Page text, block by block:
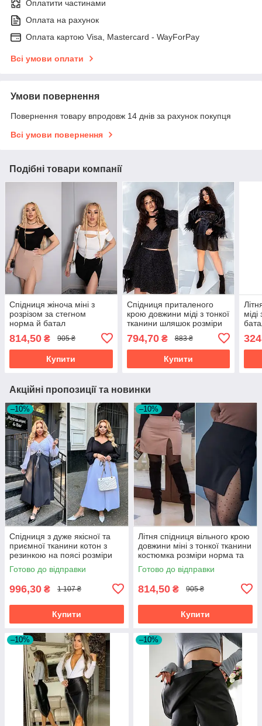
Оплатити частинами
Оплата на рахунок
Оплата картою Visa, Mastercard - WayForPay
Всі умови оплати
Умови повернення
Повернення товару впродовж 14 днів за рахунок покупця
Всі умови повернення
Подібні товари компанії
Спідниця жіноча міні з
розрізом за стегном
норма й батал
814,50 ₴ 905 ₴
Купити
Спідниця приталеного
крою довжини міді з тонкої
тканини шляшок розміри
794,70₴ 883 ₴
Купити
Акційні пропозиції та новинки
–10%
Спідниця з дуже якісної та
приємної тканини котон з
резинкою на поясі розміри
великі
Готово до відправки
996,30 ₴ 1 107 ₴
Купити
–10%
Літня спідниця вільного крою
довжини міні з тонкої тканини
костюмка розміри норма та
батал
Готово до відправки
814,50 ₴ 905 ₴
Купити
–10% –10%